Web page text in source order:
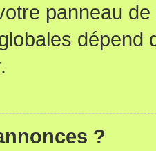
panneau
dépend
?